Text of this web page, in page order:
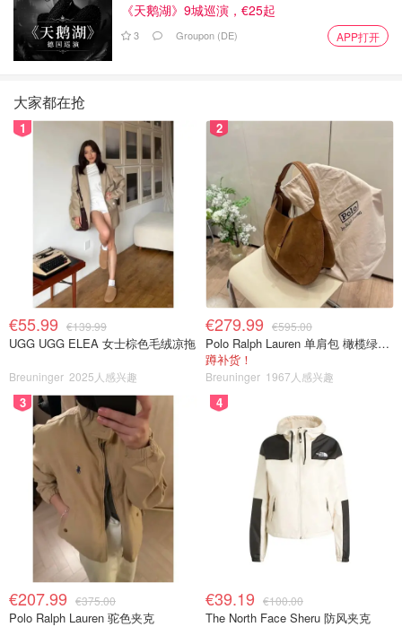
《天鹅湖》9城巡演，€25起
3 Groupon (DE) APP打开
大家都在抢
1
€55.99 €139.99
UGG UGG ELEA 女士棕色毛绒凉拖
Breuninger 2025人感兴趣
2
€279.99 €595.00
Polo Ralph Lauren 单肩包 橄榄绿金色
蹲补货！
Breuninger 1967人感兴趣
3
€207.99 €375.00
Polo Ralph Lauren 驼色夹克
4
€39.19 €100.00
The North Face Sheru 防风夹克